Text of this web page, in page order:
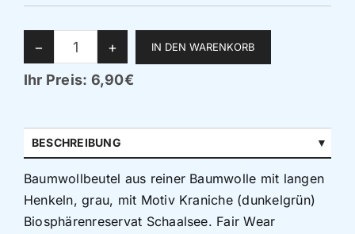
Der Schaalsee
Karte
− Produktanzahl auswählen
+
Ihr Preis: 6,90€
BESCHREIBUNG
Baumwollbeutel aus reiner Baumwolle mit langen
Henkeln, grau, mit Motiv Kraniche (dunkelgrün)
Biosphärenreservat Schaalsee. Fair Wear